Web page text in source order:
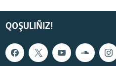
QOŞULIÑIZ!